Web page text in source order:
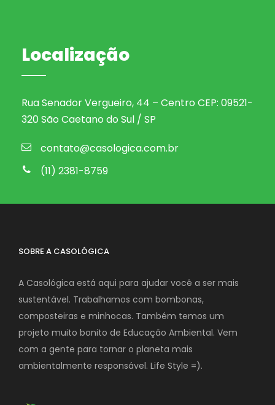
Localização
Rua Senador Vergueiro, 44 – Centro CEP: 09521-
320 São Caetano do Sul / SP
contato@casologica.com.br
(11) 2381-8759
SOBRE A CASOLÓGICA
A Casológica está aqui para ajudar você a ser mais
sustentável. Trabalhamos com bombonas,
composteiras e minhocas. Também temos um
projeto muito bonito de Educação Ambiental. Vem
com a gente para tornar o planeta mais
ambientalmente responsável. Life Style =).